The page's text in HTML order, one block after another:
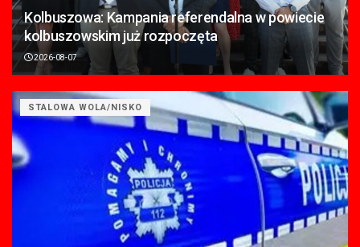
Kolbuszowa: Kampania referendalna w powiecie
kolbuszowskim już rozpoczęta
2026-08-07
STALOWA WOLA/NISKO